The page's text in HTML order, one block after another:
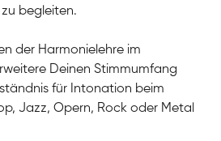
begleiten.
der Harmonielehre im
Deinen Stimmumfang
für Intonation beim
Jazz, Opern, Rock oder Metal